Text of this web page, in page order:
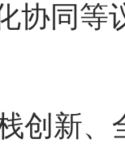
协同等
创新、